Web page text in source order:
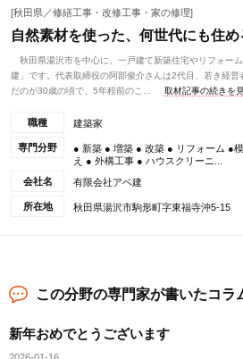
[秋田県／修繕工事・改修工事・家の修理]
自然素材を使った、何世代にも住め
秋田県湯沢市を中心に、一戸建て新築住宅やリフォー
建」です。代表取締役の阿部俊介さんは2代目、若き経
だのが30歳の頃で、5年程前のこ...
取材記事の続きを
職種 建築家
専門分野
● 新築 ● 増築 ● 改築 ● リフォーム ●
え ● 外構工事 ● ハウスクリーニ...
会社名
有限会社アベ建
所在地 秋田県湯沢市駒形町字東福寺沖5-15
この分野の専門家が書いたコラ
新年おめでとうございます